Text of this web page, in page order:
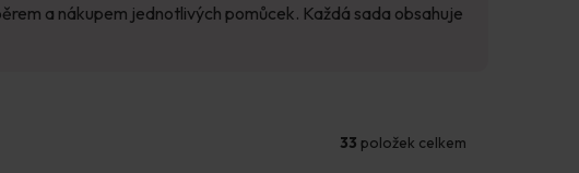
a nákupem jednotlivých pomůcek. Každá sada obsahuje
33 položek celkem